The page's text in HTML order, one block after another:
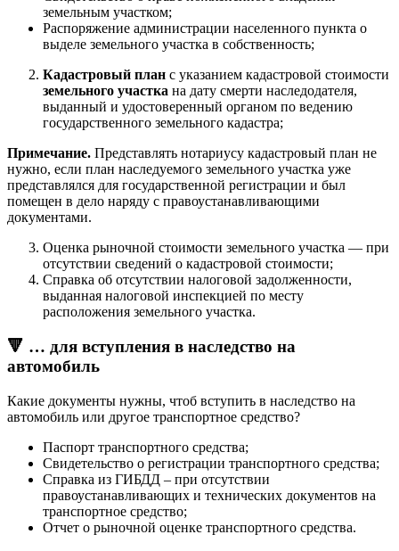
земельным участком;
Распоряжение администрации населенного пункта о
выделе земельного участка в собственность;
Кадастровый план с указанием кадастровой стоимости
земельного участка на дату смерти наследодателя,
выданный и удостоверенный органом по ведению
государственного земельного кадастра;
Примечание. Представлять нотариусу кадастровый план не
нужно, если план наследуемого земельного участка уже
представлялся для государственной регистрации и был
помещен в дело наряду с правоустанавливающими
документами.
Оценка рыночной стоимости земельного участка — при
отсутствии сведений о кадастровой стоимости;
Справка об отсутствии налоговой задолженности,
выданная налоговой инспекцией по месту
расположения земельного участка.
🔻 … для вступления в наследство на
автомобиль
Какие документы нужны, чтоб вступить в наследство на
автомобиль или другое транспортное средство?
Паспорт транспортного средства;
Свидетельство о регистрации транспортного средства;
Справка из ГИБДД – при отсутствии
правоустанавливающих и технических документов на
транспортное средство;
Отчет о рыночной оценке транспортного средства.